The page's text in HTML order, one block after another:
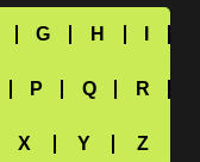
G H
I
P Q
R
X Y Z